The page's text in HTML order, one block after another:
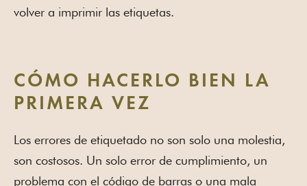
volver a imprimir las etiquetas.
CÓMO HACERLO BIEN LA
PRIMERA VEZ
Los errores de etiquetado no son solo una molestia,
son costosos. Un solo error de cumplimiento, un
problema con el código de barras o una mala